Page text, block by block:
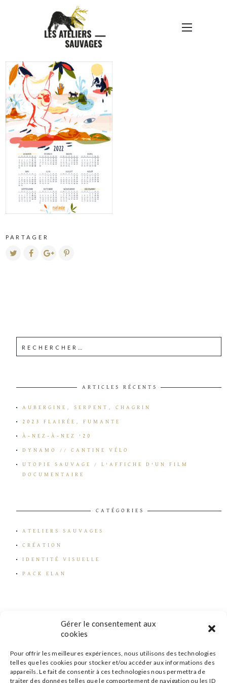
Gérer le consentement aux
cookies
Pour offrir les meilleures expériences, nous utilisons des technologies
telles que les cookies pour stocker et/ou accéder aux informations des
appareils. Le fait de consentir à ces technologies nous permettra de
traiter des données telles que le comportement de navigation ou les ID
NAÏADE-CALENDRIER-
2022-A5-PRINT
PARTAGER
ARTICLES RÉCENTS
AUBERGINE, SERPENT, CHAGRIN
2023 FLAIRÉE, FUMANTE
À-NEZ-À-NEZ ’20
DYNAMO // CANTINE VÉLO
UTOPIE SAUVAGE / L’AFFICHE D’UN FILM
DOCUMENTAIRE
CATÉGORIES
ATELIERS SAUVAGES
CRÉATION
IDENTITÉ VISUELLE
PACK ELAN